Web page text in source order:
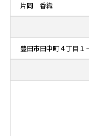
片岡 香織
豊田市田中町４丁目